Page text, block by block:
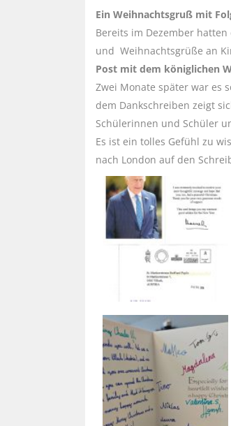
Ein Weihnachtsgruß mit
Bereits im Dezember
und Weihnachtsgrüße an
Post mit dem königlichen
Zwei Monate später war es
dem Dankschreiben zeigt
Schülerinnen und Schüler
Es ist ein tolles Gefühl zu
nach London auf den